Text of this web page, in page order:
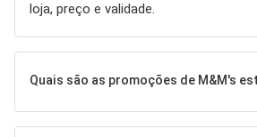
loja, preço e validade.
Quais são as promoções de M&M's